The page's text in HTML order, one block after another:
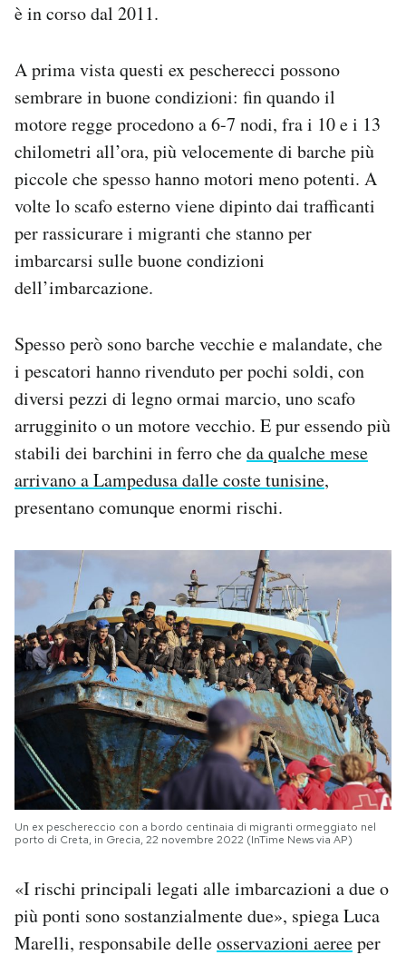
è in corso dal 2011.
A prima vista questi ex pescherecci possono
sembrare in buone condizioni: fin quando il
motore regge procedono a 6-7 nodi, fra i 10 e i 13
chilometri all’ora, più velocemente di barche più
piccole che spesso hanno motori meno potenti. A
volte lo scafo esterno viene dipinto dai trafficanti
per rassicurare i migranti che stanno per
imbarcarsi sulle buone condizioni
dell’imbarcazione.
Spesso però sono barche vecchie e malandate, che
i pescatori hanno rivenduto per pochi soldi, con
diversi pezzi di legno ormai marcio, uno scafo
arrugginito o un motore vecchio. E pur essendo più
stabili dei barchini in ferro cheda qualche mese
arrivano a Lampedusa dalle coste tunisine,
presentano comunque enormi rischi.
Un ex peschereccio con a bordo centinaia di migranti ormeggiato nel
porto di Creta, in Grecia, 22 novembre 2022 (InTime News via AP)
«I rischi principali legati alle imbarcazioni a due o
più ponti sono sostanzialmente due», spiega Luca
Marelli, responsabile delleosservazioni aereeper